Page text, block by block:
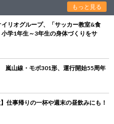
もっと見る
リオグループ、「サッカー教室&食
学1年生～3年生の身体づくりをサ
嵐山線・モボ301形、運行開始55周年
仕事帰りの一杯や週末の昼飲みにも！